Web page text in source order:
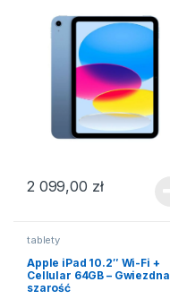
2 099,00 zł
tablety
Apple iPad 10.2″ Wi-Fi +
Cellular 64GB – Gwiezdna
szarość